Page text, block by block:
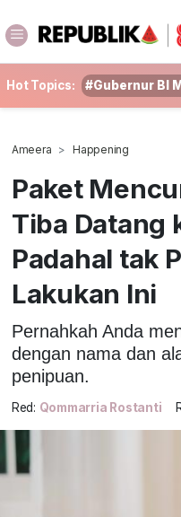
Hot Topics: #Gubernur BI
Ameera Happening
Paket
Tiba Datang
Padahal tak
Lakukan Ini
Pernahkah Anda
dengan nama dan
penipuan.
Red: Qommarria Rostanti